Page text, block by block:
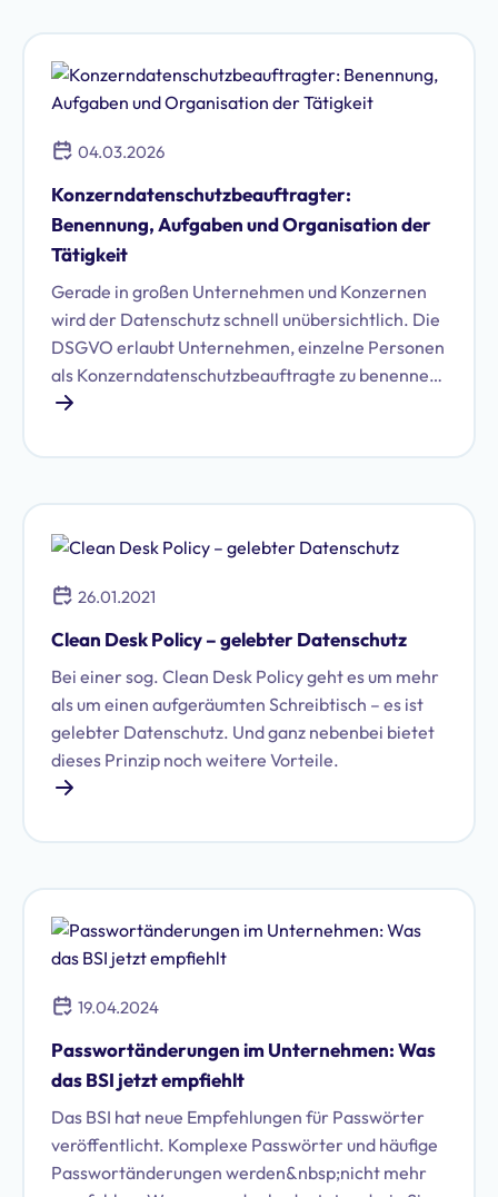
04.03.2026
Konzerndatenschutzbeauftragter:
Benennung, Aufgaben und Organisation der
Tätigkeit
Gerade in großen Unternehmen und Konzernen
wird der Datenschutz schnell unübersichtlich. Die
DSGVO erlaubt Unternehmen, einzelne Personen
als Konzerndatenschutzbeauftragte zu benennen,
die für einheitliche Datenschutzstandards sorgen.
26.01.2021
Clean Desk Policy – gelebter Datenschutz
Bei einer sog. Clean Desk Policy geht es um mehr
als um einen aufgeräumten Schreibtisch – es ist
gelebter Datenschutz. Und ganz nebenbei bietet
dieses Prinzip noch weitere Vorteile.
19.04.2024
Passwortänderungen im Unternehmen: Was
das BSI jetzt empfiehlt
Das BSI hat neue Empfehlungen für Passwörter
veröffentlicht. Komplexe Passwörter und häufige
Passwortänderungen werden&nbsp;nicht mehr